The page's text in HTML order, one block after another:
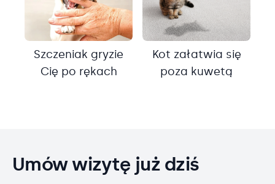
Szczeniak gryzie
Cię po rękach
Kot załatwia się
poza kuwetą
Umów wizytę już dziś